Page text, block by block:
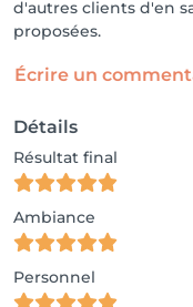
d'autres clients d'en
proposées.
Écrire un
Détails
Résultat final
Ambiance
Personnel